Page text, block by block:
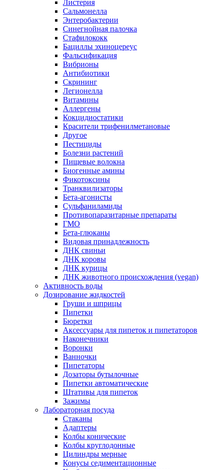
Листерия
Сальмонелла
Энтеробактерии
Синегнойная палочка
Стафилококк
Бациллы эхиноцереус
Фальсификация
Вибрионы
Антибиотики
Скрининг
Легионелла
Витамины
Аллергены
Кокцидиостатики
Красители трифенилметановые
Другое
Пестициды
Болезни растений
Пищевые волокна
Биогенные амины
Фикотоксины
Транквилизаторы
Бета-агонисты
Сульфаниламиды
Противопаразитарные препараты
ГМО
Бета-глюканы
Видовая принадлежность
ДНК свиньи
ДНК коровы
ДНК курицы
ДНК животного происхождения (vegan)
Активность воды
Дозирование жидкостей
Груши и шприцы
Пипетки
Бюретки
Аксессуары для пипеток и пипетаторов
Наконечники
Воронки
Ванночки
Пипетаторы
Дозаторы бутылочные
Пипетки автоматические
Штативы для пипеток
Зажимы
Лабораторная посуда
Стаканы
Адаптеры
Колбы конические
Колбы круглодонные
Цилиндры мерные
Конусы седиментационные